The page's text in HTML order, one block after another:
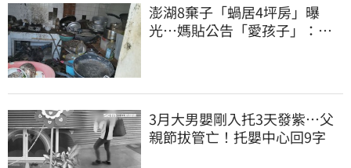
澎湖8棄子「蝸居4坪房」曝
光⋯媽貼公告「愛孩子」：還
3月大男嬰剛入托3天發紫…父
親節拔管亡！托嬰中心回9字